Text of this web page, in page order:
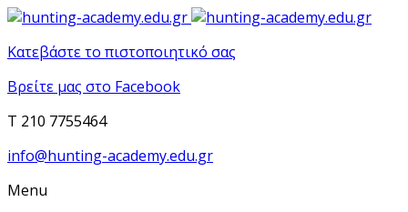
Κατεβάστε το πιστοποιητικό σας
Βρείτε μας στο Facebook
T 210 7755464
info@hunting-academy.edu.gr
Menu